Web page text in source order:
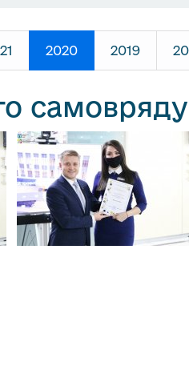
2020 2019